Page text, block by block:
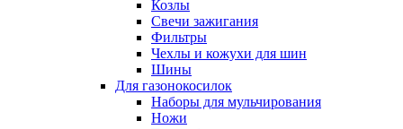
Козлы
Свечи зажигания
Фильтры
Чехлы и кожухи для шин
Шины
Для газонокосилок
Наборы для мульчирования
Ножи